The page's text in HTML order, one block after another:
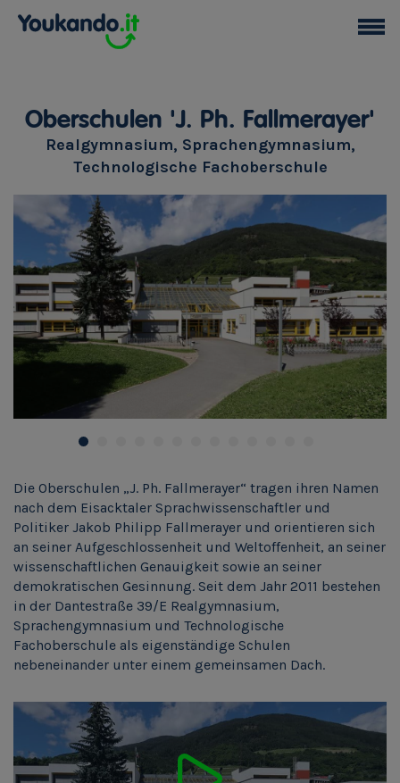
Oberschulen 'J. Ph. Fallmerayer'
Realgymnasium, Sprachengymnasium,
Technologische Fachoberschule
Die Oberschulen „J. Ph. Fallmerayer“ tragen ihren Namen
nach dem Eisacktaler Sprachwissenschaftler und
Politiker Jakob Philipp Fallmerayer und orientieren sich
an seiner Aufgeschlossenheit und Weltoffenheit, an seiner
wissenschaftlichen Genauigkeit sowie an seiner
demokratischen Gesinnung. Seit dem Jahr 2011 bestehen
in der Dantestraße 39/E Realgymnasium,
Sprachengymnasium und Technologische
Fachoberschule als eigenständige Schulen
nebeneinander unter einem gemeinsamen Dach.